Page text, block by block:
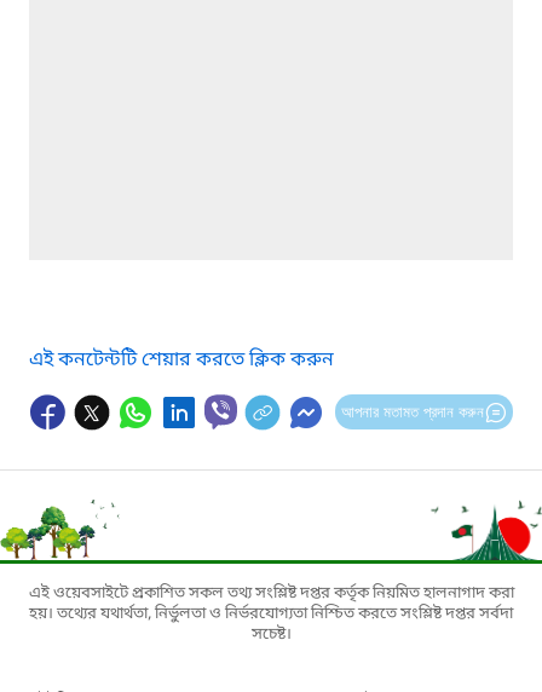
এই কনটেন্টটি শেয়ার করতে ক্লিক করুন
আপনার মতামত প্রদান করুন
এই ওয়েবসাইটে প্রকাশিত সকল তথ্য সংশ্লিষ্ট দপ্তর কর্তৃক নিয়মিত হালনাগাদ করা
হয়। তথ্যের যথার্থতা, নির্ভুলতা ও নির্ভরযোগ্যতা নিশ্চিত করতে সংশ্লিষ্ট দপ্তর সর্বদা
সচেষ্ট।